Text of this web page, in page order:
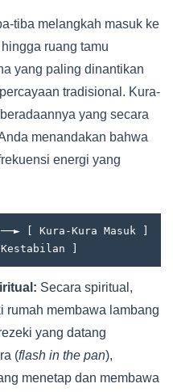
tiba melangkah masuk ke
ruang tamu
yang paling dinantikan
tradisional. Kura-
yang secara
menandakan bahwa
energi yang
[ Kura-Kura Masuk ]
Secara spiritual,
rumah membawa lambang
yang datang
(flash in the pan),
menetap dan membawa